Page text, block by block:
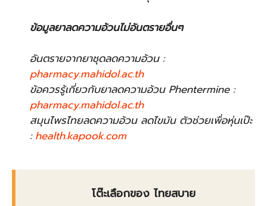
ข้อมูลยาลดความอ้วนไม่อันตรายอื่นๆ
อันตรายจากยาชุดลดความอ้วน :
pharmacy.mahidol.ac.th
ข้อควรรู้เกี่ยวกับยาลดความอ้วน Phentermine :
pharmacy.mahidol.ac.th
สมุนไพรไทยลดความอ้วน ลดไขมัน ตัวช่วยเพื่อหุ่นเป๊ะ
:health.kapook.com
โต๊ะเลือกของ ไทยสบาย